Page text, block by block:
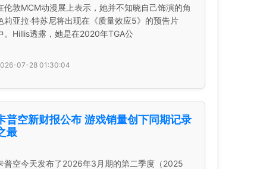
伦敦MCM动漫展上表示，她并不知晓自己饰演的角
莉亚拉·特苏尼将出现在《质量效应5》的预告片
。Hillis透露，她是在2020年TGA公
07-28 01:30:04
普空新财报公布 游戏销量创下同期记录
最
普空今天发布了2026年3月期的第二季度（2025